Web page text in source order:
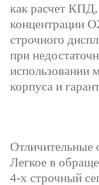
как расчет КПД,
концентрации
строчного
при
использовании
корпуса и
Отличительные
Легкое в
4-х строчный